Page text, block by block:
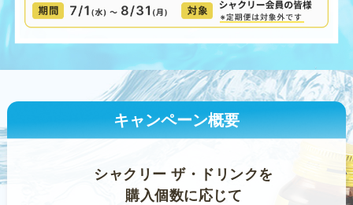
キャンペーン概要
シャクリー ザ・ドリンクを
購入個数に応じて